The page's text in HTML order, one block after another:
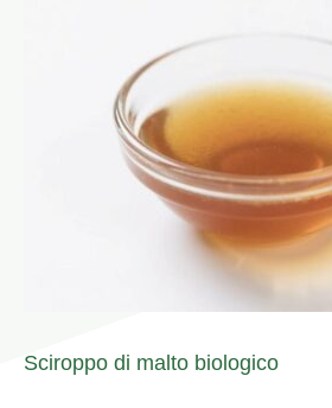
Sciroppo di malto biologico